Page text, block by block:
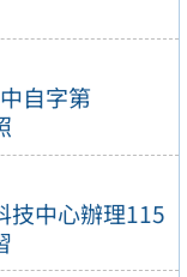
自字第
技中心辦理115